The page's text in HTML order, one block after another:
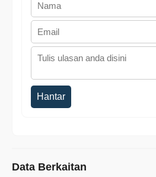
Hantar
Data Berkaitan